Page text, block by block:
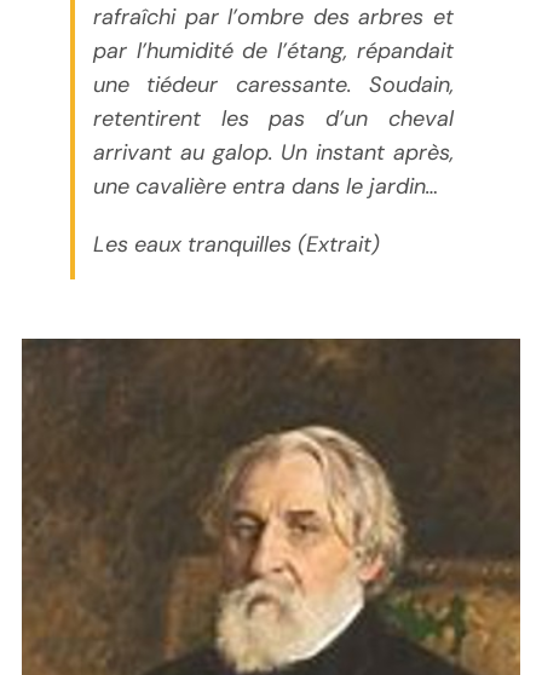
rafraîchi par l’ombre des arbres et
par l’humidité de l’étang, répandait
une tiédeur caressante. Soudain,
retentirent les pas d’un cheval
arrivant au galop. Un instant après,
une cavalière entra dans le jardin…
Les eaux tranquilles (Extrait)